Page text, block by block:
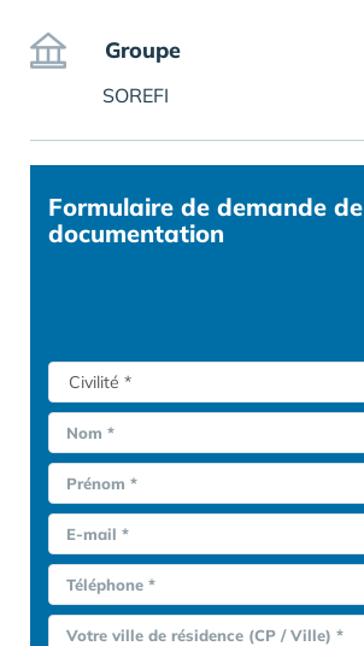
Groupe
SOREFI
Formulaire de demande de
documentation
Nom *
Prénom *
E-mail *
Téléphone *
Votre ville de résidence (CP / Ville) *